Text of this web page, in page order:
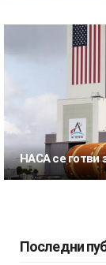
НАСА се готви
Последни